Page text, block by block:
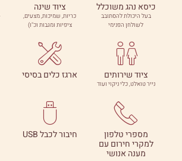
כיסא נהג משוכלל
בעל היכולת להסתובב
לשולחן הפנימי
ציוד שינה
כריות, שמיכות, מצעים,
ציפיות ומגבות וכ"ו)
ציוד שירותים
נייר טואלט, כלי ניקוי ועוד
ארגז כלים בסיסי
מספרי טלפון
למקרי חירום עם
מענה אנושי
חיבור לכבל USB